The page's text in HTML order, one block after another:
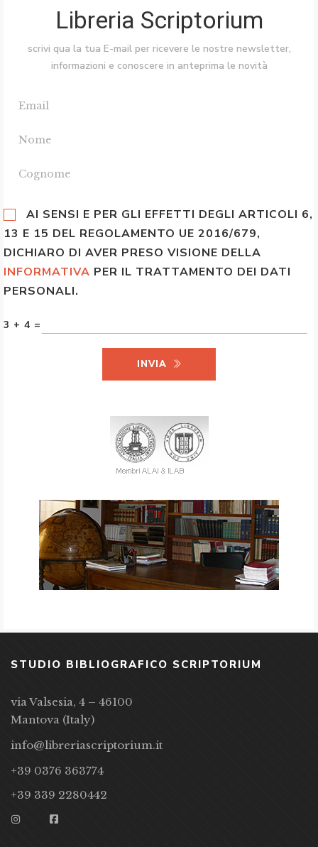
Libreria Scriptorium
scrivi qua la tua E-mail per ricevere le nostre newsletter,
informazioni e conoscere in anteprima le novità
AI SENSI E PER GLI EFFETTI DEGLI ARTICOLI 6,
13 E 15 DEL REGOLAMENTO UE 2016/679,
DICHIARO DI AVER PRESO VISIONE DELLA
INFORMATIVA PER IL TRATTAMENTO DEI DATI
PERSONALI.
3 + 4 =
INVIA
STUDIO BIBLIOGRAFICO SCRIPTORIUM
via Valsesia, 4 – 46100
Mantova (Italy)
info@libreriascriptorium.it
+39 0376 363774
+39 339 2280442